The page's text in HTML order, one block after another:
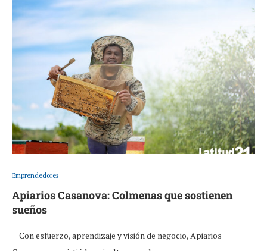
Emprendedores
Apiarios Casanova: Colmenas que sostienen
sueños
Con esfuerzo, aprendizaje y visión de negocio, Apiarios